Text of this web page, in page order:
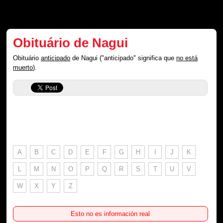
Obituário de Nagui
Obituárioanticipado de Nagui ("anticipado" significa queno está
muerto).
A B C D E F G H I J K
L M N O P Q R S T U V
W X Y Z
Esto no es información real